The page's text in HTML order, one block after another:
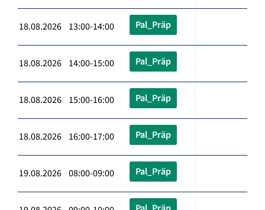
18.08.2026 13:00-14:00 Pal_Präp
18.08.2026 14:00-15:00 Pal_Präp
18.08.2026 15:00-16:00 Pal_Präp
18.08.2026 16:00-17:00 Pal_Präp
19.08.2026 08:00-09:00 Pal_Präp